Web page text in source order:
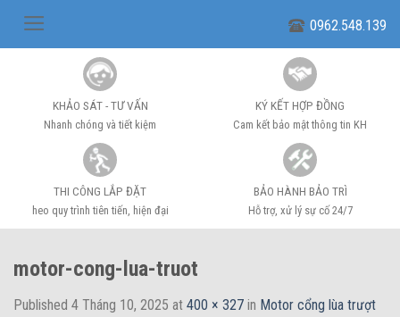
0962.548.139
KHẢO SÁT - TƯ VẤN
Nhanh chóng và tiết kiệm
KÝ KẾT HỢP ĐỒNG
Cam kết bảo mật thông tin KH
THI CÔNG LẮP ĐẶT
heo quy trình tiên tiến, hiện đại
BẢO HÀNH BẢO TRÌ
Hỗ trợ, xử lý sự cố 24/7
motor-cong-lua-truot
Published 4 Tháng 10, 2025 at 400 × 327 in Motor cổng lùa trượt